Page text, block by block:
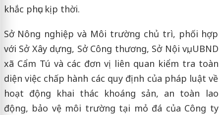
khắc phục kịp thời.
Sở Nông nghiệp và Môi trường chủ trì, phối hợp
với Sở Xây dựng, Sở Công thương, Sở Nội vụ, UBND
xã Cẩm Tú và các đơn vị liên quan kiểm tra toàn
diện việc chấp hành các quy định của pháp luật về
hoạt động khai thác khoáng sản, an toàn lao
động, bảo vệ môi trường tại mỏ đá của Công ty